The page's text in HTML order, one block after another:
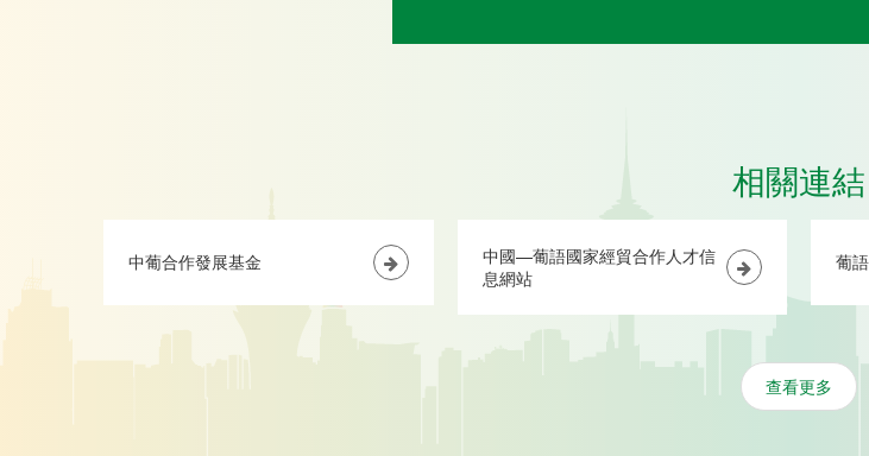
相關連結
中葡合作發展基金
中國—葡語國家經貿合作人才信
息網站
葡
查看更多